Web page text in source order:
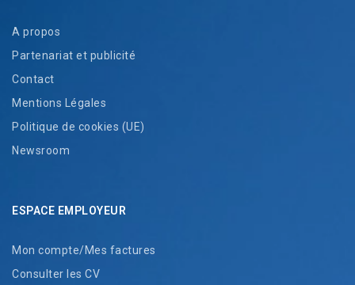
A propos
Partenariat et publicité
Contact
Mentions Légales
Politique de cookies (UE)
Newsroom
ESPACE EMPLOYEUR
Mon compte/Mes factures
Consulter les CV